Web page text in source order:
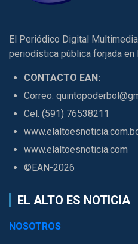
El Periódico Digital
periodística pública forjada en
CONTACTO EAN:
Correo:
Cel. (591) 76538211
www.elaltoesnoticia.com
©EAN-2026
EL ALTO ES NOTICIA
NOSOTROS